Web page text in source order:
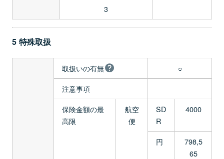
3
5 特殊取扱
取扱いの有無
○
注意事項
保険金額の最
高限
航空
便
SD
R
4000
円
798,5
65